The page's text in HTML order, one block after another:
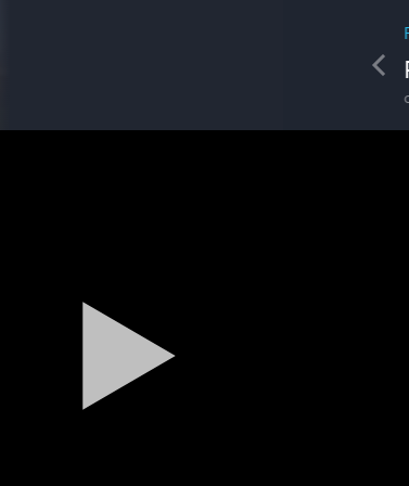
Zoo v Lužiankach